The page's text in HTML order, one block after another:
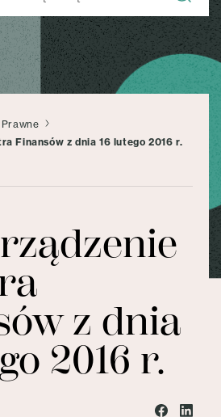
Finansów z dnia 16 lutego 2016 r.
z dnia
2016 r.